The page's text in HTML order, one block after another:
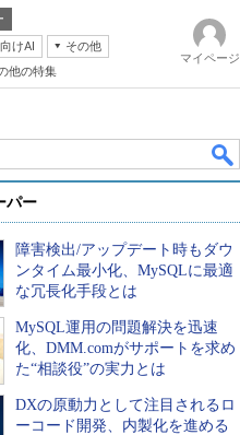
けAI
その他
他の特集
マイページ
パー
障害検出/アップデート時もダウ
ンタイム最小化、MySQLに最適
な冗長化手段とは
MySQL運用の問題解決を迅速
化、DMM.comがサポートを求め
た“相談役”の実力とは
DXの原動力として注目されるロ
ーコード開発、内製化を進める